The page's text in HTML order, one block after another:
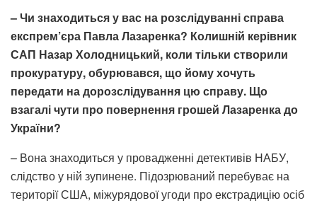
– Чи знаходиться у вас на розслідуванні справа
експрем’єра Павла Лазаренка? Колишній керівник
САП Назар Холодницький, коли тільки створили
прокуратуру, обурювався, що йому хочуть
передати на дорозслідування цю справу. Що
взагалі чути про повернення грошей Лазаренка до
України?
– Вона знаходиться у провадженні детективів НАБУ,
слідство у ній зупинене. Підозрюваний перебуває на
території США, міжурядової угоди про екстрадицію осіб